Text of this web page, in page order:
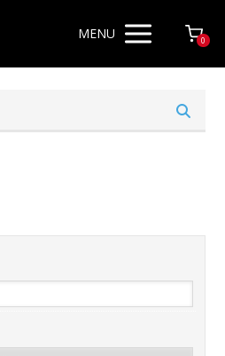
MENU 0